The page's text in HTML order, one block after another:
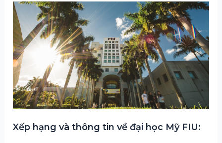
Xếp hạng và thông tin về đại học Mỹ FIU: